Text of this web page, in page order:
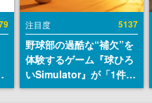
注目度 5137
野球部の過酷な“補欠”を
体験するゲーム『球ひろ
いSimulator』が「1件」
のウィッシュリストをも